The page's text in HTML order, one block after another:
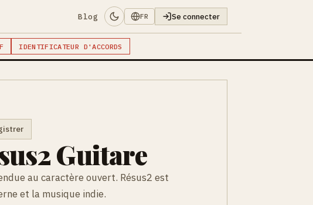
Blog FR Se connecter
IDENTIFICATEUR D'ACCORDS
Guitare
au caractère ouvert. Résus2 est
et la musique indie.